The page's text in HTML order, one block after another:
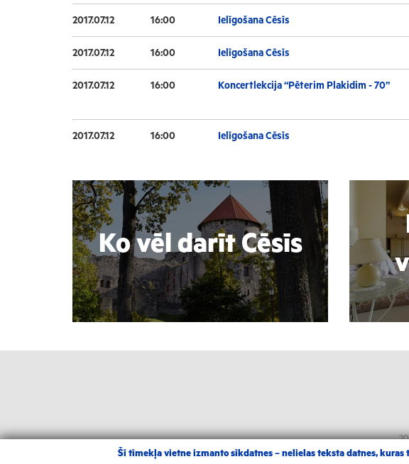
2017.07.12 16:00 Ielīgošana Cēsīs
2017.07.12 16:00 Ielīgošana Cēsīs
2017.07.12 16:00 Koncertlekcija “Pēterim Plakidim - 70”
2017.07.12 16:00 Ielīgošana Cēsīs
Ko vēl darīt Cēsīs
Šī tīmekļa vietne izmanto sīkdatnes – nelielas teksta datnes,